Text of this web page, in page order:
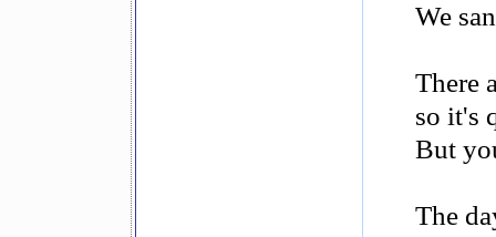
We
There
so it's
But
The